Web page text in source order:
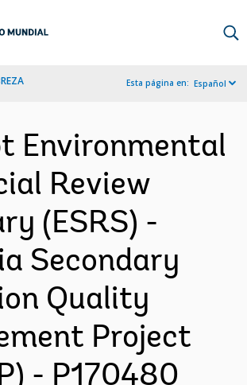
Esta página en: Español
Environmental
Review
(ESRS) -
Secondary
Quality
Project
- P170480